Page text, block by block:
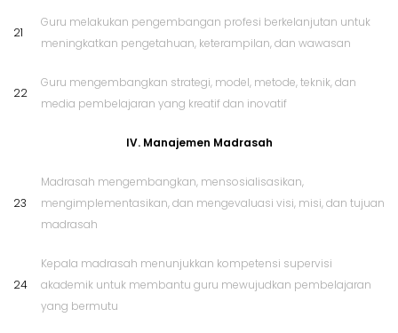
21
Guru melakukan pengembangan profesi berkelanjutan untuk
meningkatkan pengetahuan, keterampilan, dan wawasan
22
Guru mengembangkan strategi, model, metode, teknik, dan
media pembelajaran yang kreatif dan inovatif
IV. Manajemen Madrasah
23
Madrasah mengembangkan, mensosialisasikan,
mengimplementasikan, dan mengevaluasi visi, misi, dan tujuan
madrasah
24
Kepala madrasah menunjukkan kompetensi supervisi
akademik untuk membantu guru mewujudkan pembelajaran
yang bermutu